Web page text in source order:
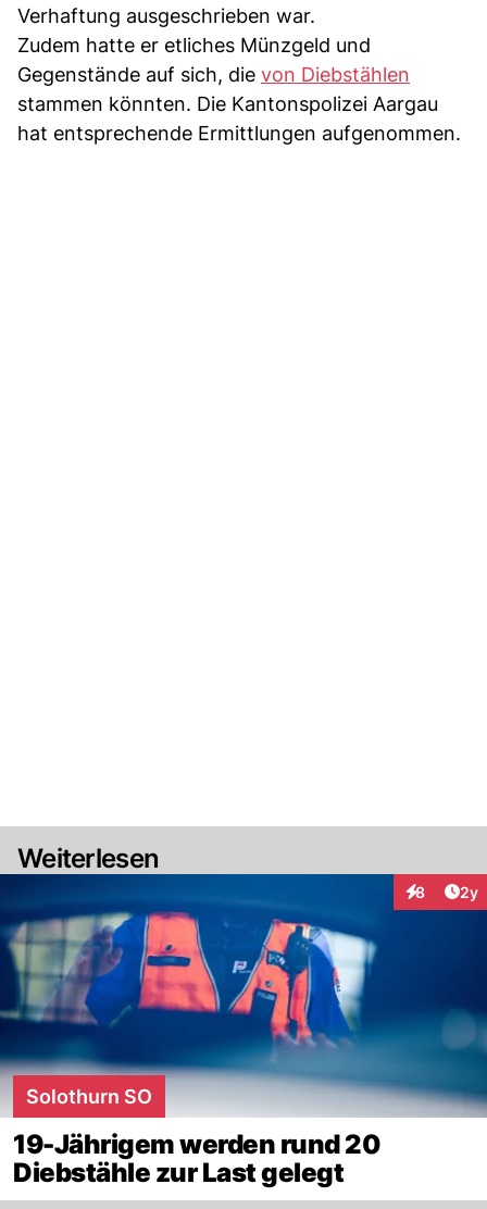
Verhaftung ausgeschrieben war.
Zudem hatte er etliches Münzgeld und
Gegenstände auf sich, die von Diebstählen
stammen könnten. Die Kantonspolizei Aargau
hat entsprechende Ermittlungen aufgenommen.
Weiterlesen
8 2y
Solothurn SO
19-Jährigem werden rund 20
Diebstähle zur Last gelegt